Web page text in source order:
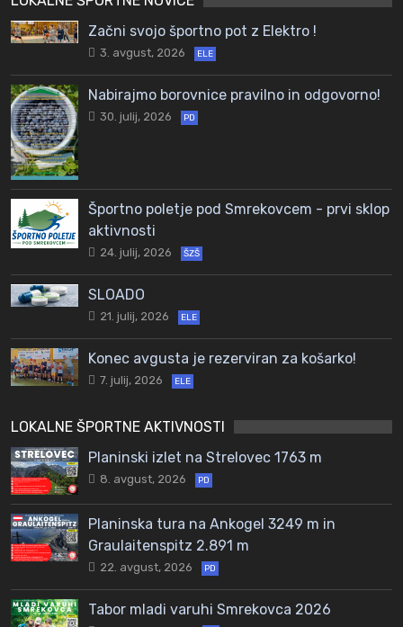
Začni svojo športno pot z Elektro !
3. avgust, 2026 ELE
Nabirajmo borovnice pravilno in odgovorno!
30. julij, 2026 PD
Športno poletje pod Smrekovcem - prvi sklop
aktivnosti
24. julij, 2026 ŠZŠ
SLOADO
21. julij, 2026 ELE
Konec avgusta je rezerviran za košarko!
7. julij, 2026 ELE
LOKALNE ŠPORTNE AKTIVNOSTI
Planinski izlet na Strelovec 1763 m
8. avgust, 2026 PD
Planinska tura na Ankogel 3249 m in
Graulaitenspitz 2.891 m
22. avgust, 2026 PD
Tabor mladi varuhi Smrekovca 2026